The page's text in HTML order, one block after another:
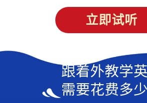
立即试听
跟着外教学
需要花费多